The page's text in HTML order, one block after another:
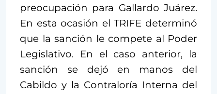
preocupación para Gallardo Juárez.
En esta ocasión el TRIFE determinó
que la sanción le compete al Poder
Legislativo. En el caso anterior, la
sanción se dejó en manos del
Cabildo y la Contraloría Interna del